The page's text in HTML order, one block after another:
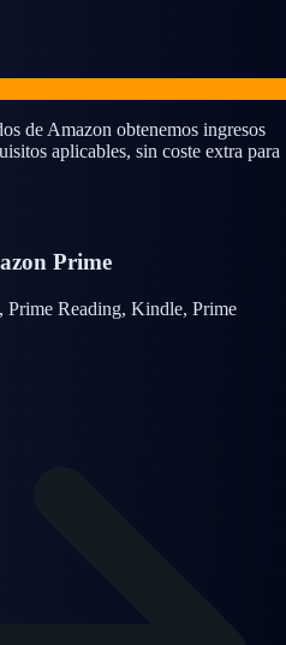
de Amazon obtenemos ingresos
aplicables, sin coste extra para
Prime
Prime Reading, Kindle, Prime